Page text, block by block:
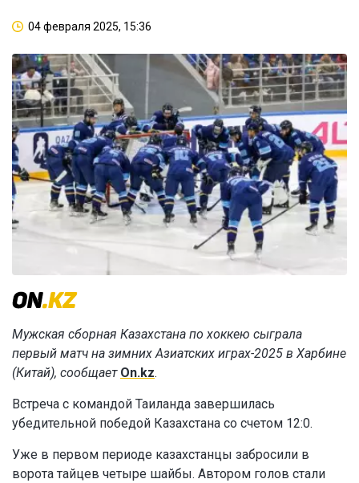
04 февраля 2025, 15:36
Мужская сборная Казахстана по хоккею сыграла
первый матч на зимних Азиатских играх-2025 в Харбине
(Китай), сообщает On.kz.
Встреча с командой Таиланда завершилась
убедительной победой Казахстана со счетом 12:0.
Уже в первом периоде казахстанцы забросили в
ворота тайцев четыре шайбы. Автором голов стали